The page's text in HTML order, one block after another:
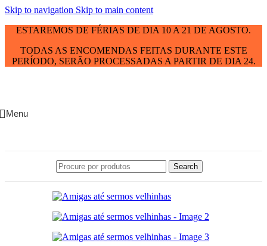
Skip to navigation Skip to main content
ESTAREMOS DE FÉRIAS DE DIA 10 A 21 DE AGOSTO.
TODAS AS ENCOMENDAS FEITAS DURANTE ESTE
PERÍODO, SERÃO PROCESSADAS A PARTIR DE DIA 24.
Menu
Search